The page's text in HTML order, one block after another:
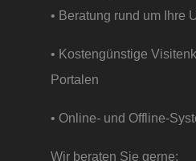
• Beratung rund um Ihre
• Kostengünstige
Portalen
• Online- und Offline-
Wir beraten Sie gerne: